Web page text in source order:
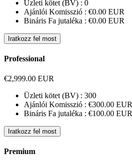
Üzleti kötet (BV) : 0
Ajánlói Komisszió : €0.00 EUR
Bináris Fa jutaléka : €0.00 EUR
Iratkozz fel most
Professional
€2,999.00 EUR
Üzleti kötet (BV) : 300
Ajánlói Komisszió : €300.00 EUR
Bináris Fa jutaléka : €100.00 EUR
Iratkozz fel most
Premium